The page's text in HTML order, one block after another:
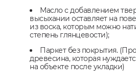
Масло с добавлением
высыхании оставляет на
из воска, которым можно
степень глянцевости);
Паркет без покрытия.
древесина, которая
на объекте после укладки)